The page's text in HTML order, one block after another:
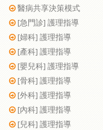
醫病共享決策模式
[急門診] 護理指導
[婦科] 護理指導
[產科] 護理指導
[嬰兒科] 護理指導
[骨科] 護理指導
[外科] 護理指導
[內科] 護理指導
[兒科] 護理指導